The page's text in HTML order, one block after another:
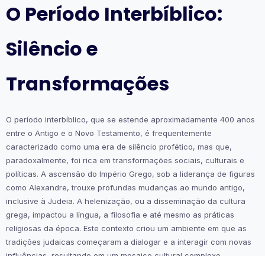
O Período Interbíblico:
Silêncio e
Transformações
O período interbíblico, que se estende aproximadamente 400 anos
entre o Antigo e o Novo Testamento, é frequentemente
caracterizado como uma era de silêncio profético, mas que,
paradoxalmente, foi rica em transformações sociais, culturais e
políticas. A ascensão do Império Grego, sob a liderança de figuras
como Alexandre, trouxe profundas mudanças ao mundo antigo,
inclusive à Judeia. A helenização, ou a disseminação da cultura
grega, impactou a língua, a filosofia e até mesmo as práticas
religiosas da época. Este contexto criou um ambiente em que as
tradições judaicas começaram a dialogar e a interagir com novas